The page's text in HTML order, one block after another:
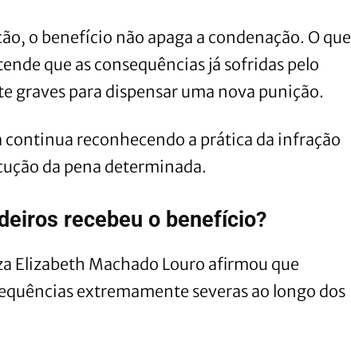
o benefício não apaga a condenação. O que
que as consequências já sofridas pelo
graves para dispensar uma nova punição.
continua reconhecendo a prática da infração
da pena determinada.
recebeu o benefício?
Elizabeth Machado Louro afirmou que
extremamente severas ao longo dos